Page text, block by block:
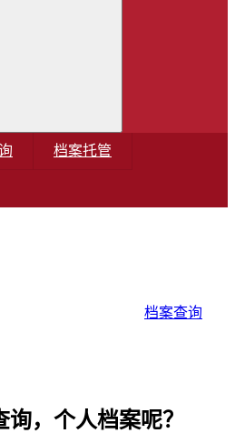
档案托管
档案查询
，个人档案呢？